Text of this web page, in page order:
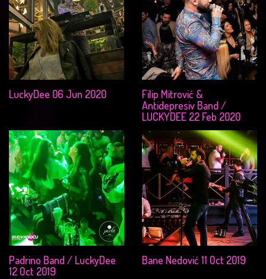
LuckyDee 06 Jun 2020
Filip Mitrović &
Antidepresiv Band /
LUCKYDEE 22 Feb 2020
Padrino Band / LuckyDee
12 Oct 2019
Bane Nedović 11 Oct 2019